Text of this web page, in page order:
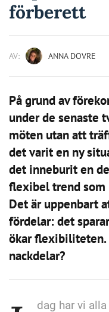
förberett
AV: ANNA DOVRE
På grund av
under de senaste
möten utan att
det varit en ny
det inneburit en
flexibel trend som
Det är uppenbart
fördelar: det
ökar flexibiliteten.
nackdelar?
dag har vi